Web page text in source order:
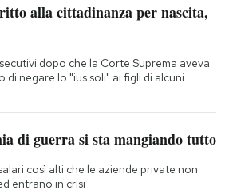
alla cittadinanza per nascita,
dopo che la Corte Suprema aveva
negare lo "ius soli" ai figli di alcuni
di guerra si sta mangiando tutto
così alti che le aziende private non
entrano in crisi